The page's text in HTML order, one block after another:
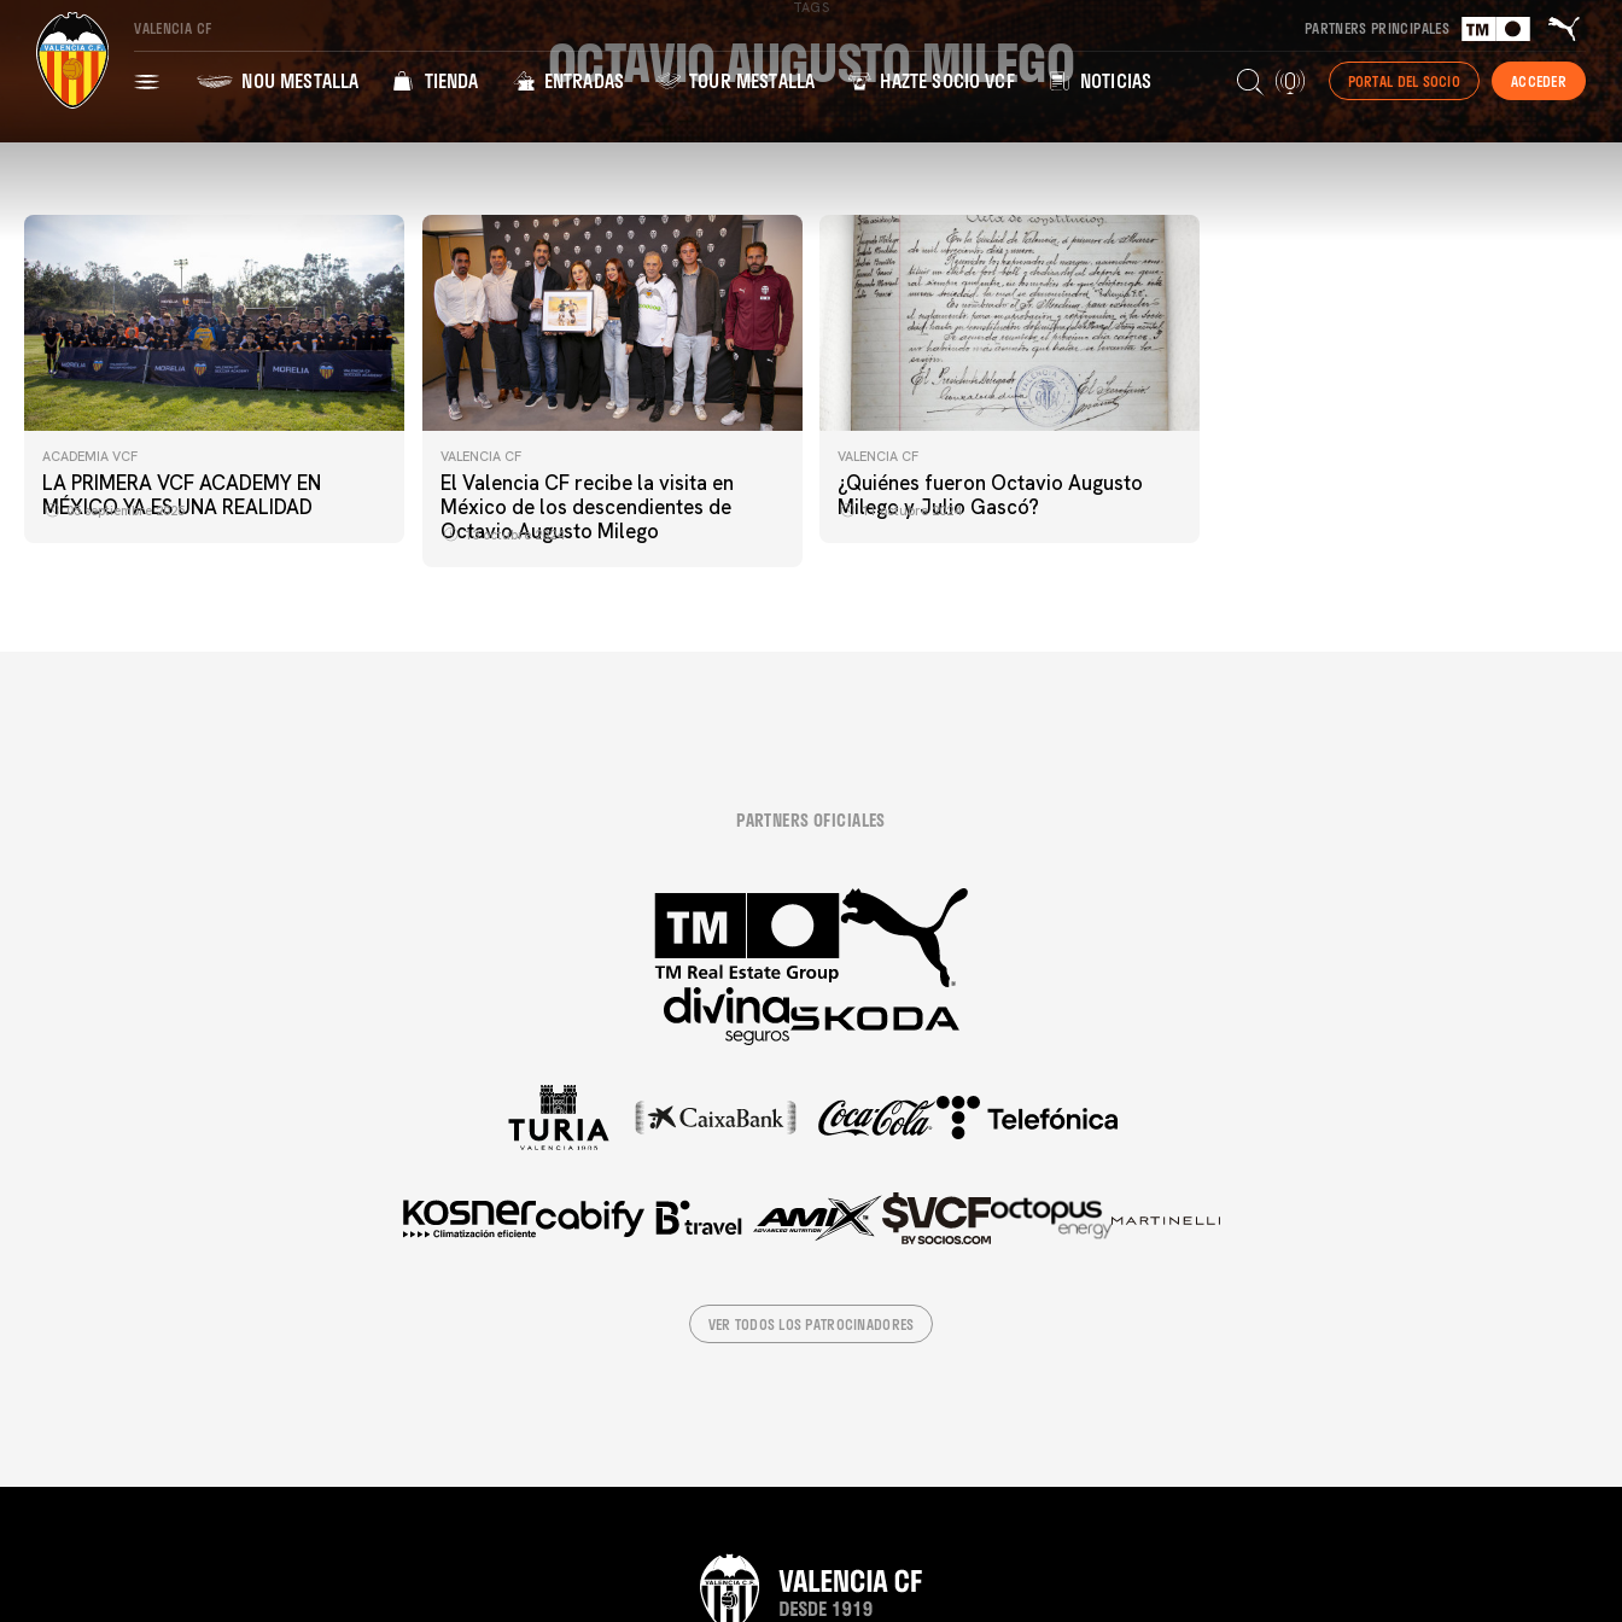
VALENCIA CF PARTNERS PRINCIPALES
NOU MESTALLA TIENDA ENTRADAS TOUR MESTALLA HAZTE SOCIO VCF NOTICIAS PORTAL DEL SOCIO ACCEDER
TAGS
OCTAVIO AUGUSTO MILEGO
ACADEMIA VCF
LA PRIMERA VCF ACADEMY EN
MÉXICO YA ES UNA REALIDAD
05 septiembre 2025
VALENCIA CF
El Valencia CF recibe la visita en
México de los descendientes de
Octavio Augusto Milego
13 octubre 2024
VALENCIA CF
¿Quiénes fueron Octavio Augusto
Milego y Julio Gascó?
11 octubre 2024
PARTNERS OFICIALES
VER TODOS LOS PATROCINADORES